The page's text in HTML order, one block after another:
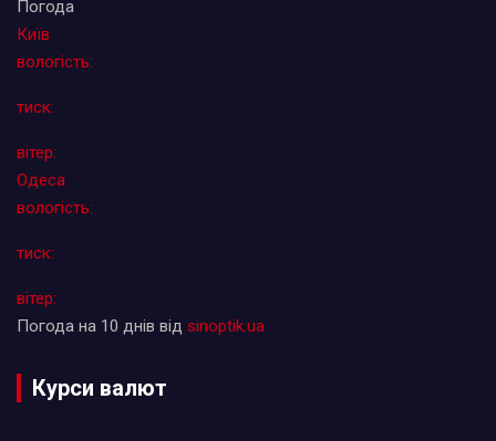
Погода
Київ
вологість:
тиск:
вітер:
Одеса
вологість:
тиск:
вітер:
Погода на 10 днів від sinoptik.ua
Курси валют